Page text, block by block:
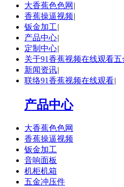
大香蕉色色网 |
香蕉操逼视频|
钣金加工|
产品中心|
定制中心|
关于91香蕉视频在线观看五
新闻资讯|
联络91香蕉视频在线观看|
产品中心
大香蕉色色网
香蕉操逼视频
钣金加工
音响面板
机柜机箱
五金冲压件